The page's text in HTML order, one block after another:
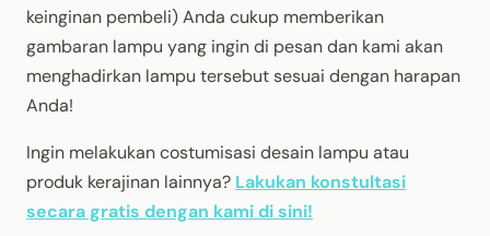
keinginan pembeli) Anda cukup memberikan
gambaran lampu yang ingin di pesan dan kami akan
menghadirkan lampu tersebut sesuai dengan harapan
Anda!
Ingin melakukan costumisasi desain lampu atau
produk kerajinan lainnya? Lakukan konstultasi
secara gratis dengan kami di sini!